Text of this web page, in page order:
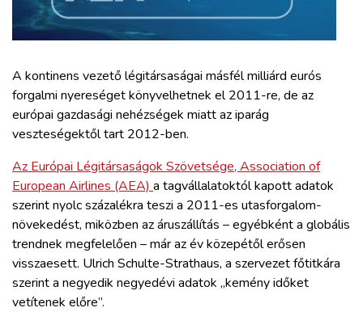
HAJÓZÁS
BLOG
ARCHÍVUM
WEBSHOP
BELÉPÉS
REGISZTRÁCIÓ
A kontinens vezető légitársaságai másfél milliárd eurós
forgalmi nyereséget könyvelhetnek el 2011-re, de az
európai gazdasági nehézségek miatt az iparág
veszteségektől tart 2012-ben.
Az Európai Légitársaságok Szövetsége, Association of
European Airlines (AEA) a tagvállalatoktól kapott adatok
szerint nyolc százalékra teszi a 2011-es utasforgalom-
növekedést, miközben az áruszállítás – egyébként a globális
trendnek megfelelően – már az év közepétől erősen
visszaesett. Ulrich Schulte-Strathaus, a szervezet főtitkára
szerint a negyedik negyedévi adatok „kemény időket
vetítenek előre”.